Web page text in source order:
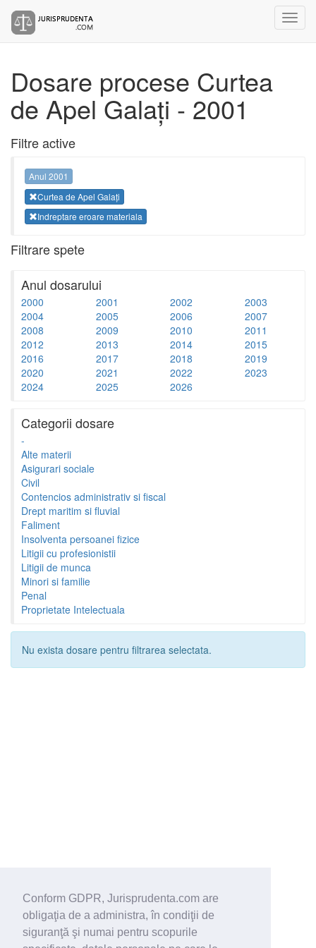
Conform GDPR, Jurisprudenta.com are
obligaţia de a administra, în condiţii de
siguranţă şi numai pentru scopurile
Dosare procese Curtea
de Apel Galați - 2001
Filtre active
Anul 2001
Curtea de Apel Galați
Indreptare eroare materiala
Filtrare spete
Anul dosarului
2000 2001 2002
2003
2004
2005 2006
2007
2008
2009 2010
2011
2012
2013 2014
2015
2016
2017 2018
2019
2020
2021 2022
2023
2024
2025 2026
Categorii dosare
-
Alte materii
Asigurari sociale
Civil
Contencios administrativ si fiscal
Drept maritim si fluvial
Faliment
Insolventa persoanei fizice
Litigii cu profesionistii
Litigii de munca
Minori si familie
Penal
Proprietate Intelectuala
Nu exista dosare pentru filtrarea selectata.